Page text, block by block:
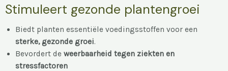
Stimuleert gezonde plantengroei
Biedt planten essentiële voedingsstoffen voor een
sterke, gezonde groei.
Bevordert de weerbaarheid tegen ziekten en
stressfactoren